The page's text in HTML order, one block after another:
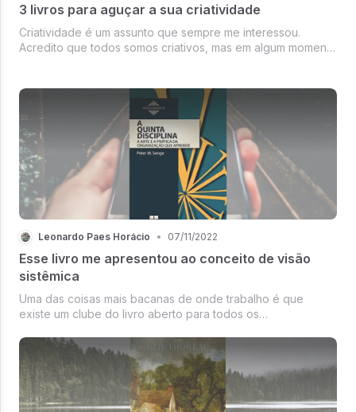
3 livros para aguçar a sua criatividade
Criatividade é um assunto que sempre me interessou.
Acredito que todos somos criativos, mas em algum momento
convite para reavivar ...
Leonardo Paes Horácio • 07/11/2022
Esse livro me apresentou ao conceito de visão
sistêmica
Uma das coisas mais bacanas de onde trabalho é que
existe um clube do livro aberto para todos os
escolhemos um livro que faça sentido de uma maneira geral
para todo mundo e realizamos encontros semanais